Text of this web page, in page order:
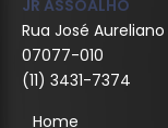
JR ASSOALHO
Rua José
07077-010
(11) 3431-7374
Home